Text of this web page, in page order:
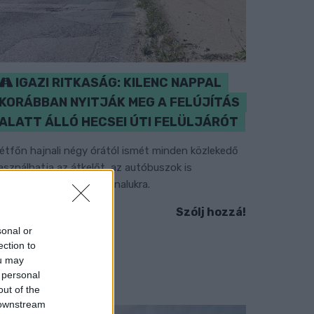
or
to
may
of the
IGAZI RITKASÁG: KILENC NAPPAL
KORÁBBAN NYITJÁK MEG A FELÚJÍTÁS
ÁLLÓ HECSEI ÚTI FELÜLJÁRÓT
hajnali négy órától ismét minden közlekedő
az átkelőt, az autóbuszok is
eredeti útvonalukra.
Szólj hozzá!